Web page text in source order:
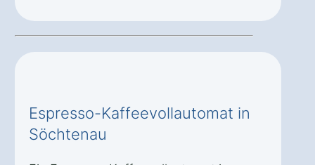
Espresso-Kaffeevollautomat in
Söchtenau